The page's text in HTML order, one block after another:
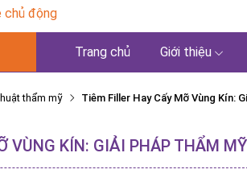
chủ động
Trang chủ Giới thiệu
thẩm mỹ Tiêm Filler Hay Cấy Mỡ Vùng Kín:
VÙNG KÍN: GIẢI PHÁP THẨM